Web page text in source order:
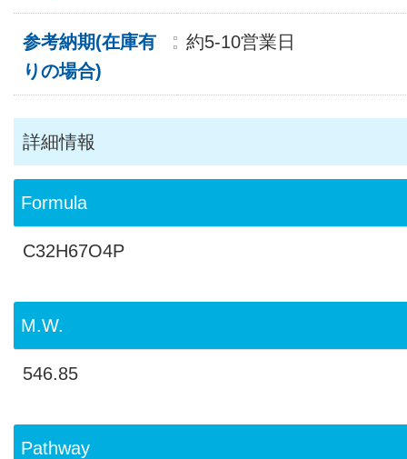
参考納期(在庫有
りの場合)
約5-10営業日
詳細情報
Formula
C32H67O4P
M.W.
546.85
Pathway